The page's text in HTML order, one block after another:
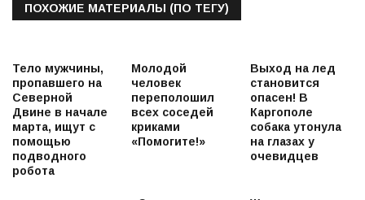
ПОХОЖИЕ МАТЕРИАЛЫ (ПО ТЕГУ)
Тело мужчины,
пропавшего на
Северной
Двине в начале
марта, ищут с
помощью
подводного
робота
Молодой
человек
переполошил
всех соседей
криками
«Помогите!»
Выход на лед
становится
опасен! В
Каргополе
собака утонула
на глазах у
очевидцев